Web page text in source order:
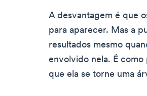
A desvantagem é que
para aparecer. Mas a
resultados mesmo
envolvido nela. É
que ela se torne uma